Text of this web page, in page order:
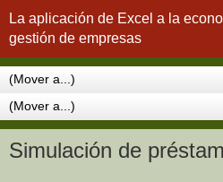
La aplicación de Excel a la
gestión de empresas
Simulación de